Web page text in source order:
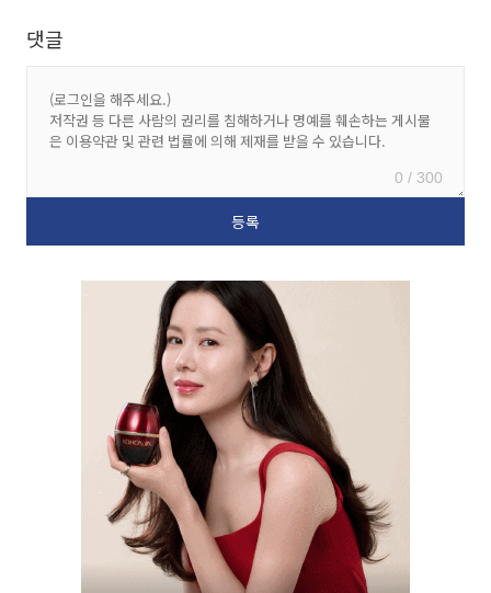
댓글
0 / 300